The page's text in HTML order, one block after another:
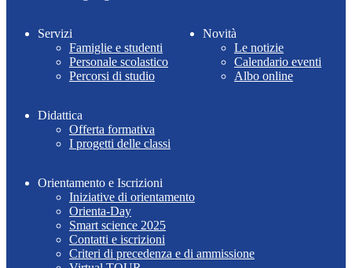
Servizi
Famiglie e studenti
Personale scolastico
Percorsi di studio
Novità
Le notizie
Calendario eventi
Albo online
Didattica
Offerta formativa
I progetti delle classi
Orientamento e Iscrizioni
Iniziative di orientamento
Orienta-Day
Smart science 2025
Contatti e iscrizioni
Criteri di precedenza e di ammissione